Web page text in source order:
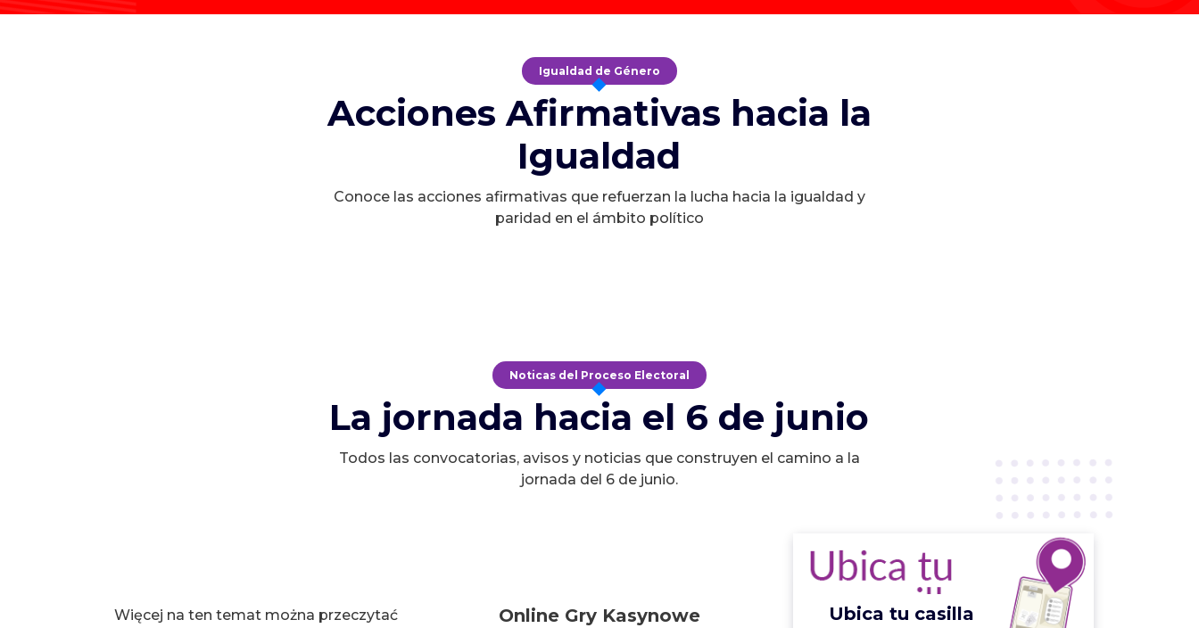
Igualdad de Género
Acciones Afirmativas hacia la
Igualdad
Conoce las acciones afirmativas que refuerzan la lucha hacia la igualdad y
paridad en el ámbito político
Noticas del Proceso Electoral
La jornada hacia el 6 de junio
Todos las convocatorias, avisos y noticias que construyen el camino a la
jornada del 6 de junio.
Więcej na ten temat można przeczytać
Online Gry Kasynowe
Online Gry Kasynowe Ubica tu casilla